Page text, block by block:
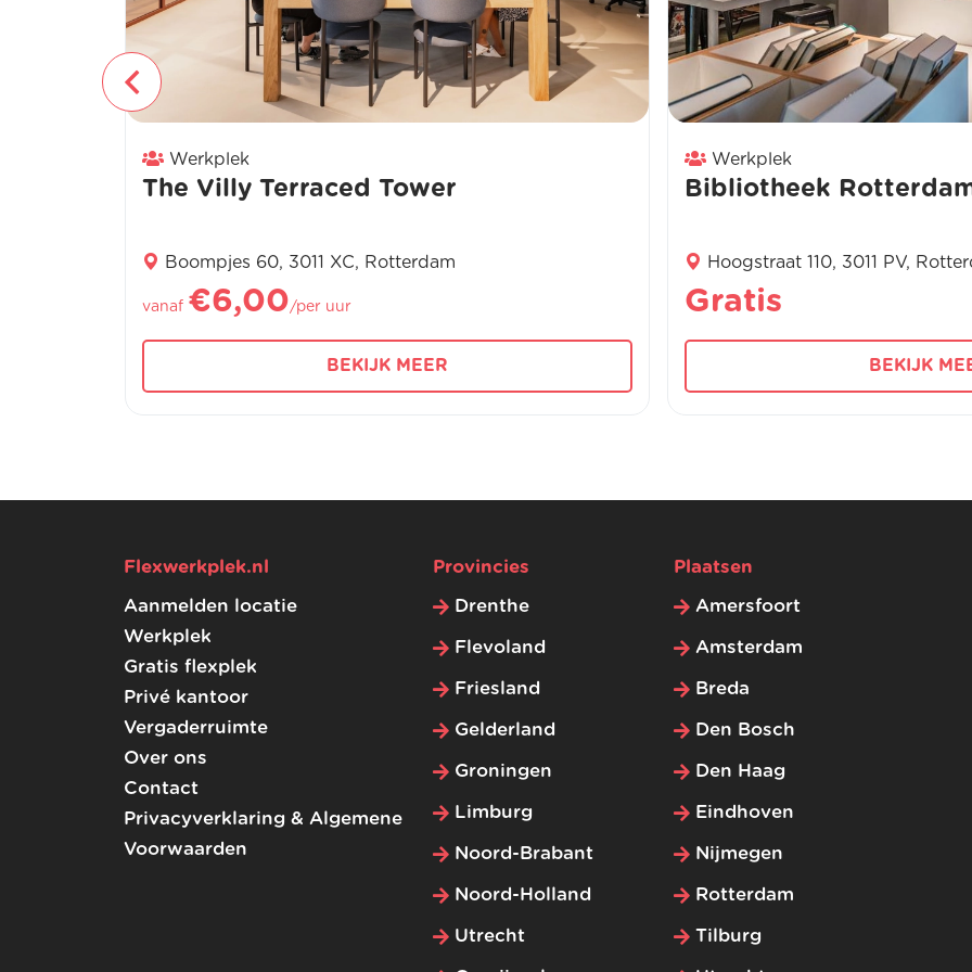
Werkplek
The Villy Terraced Tower
Boompjes 60, 3011 XC, Rotterdam
vanaf €6,00/per uur
BEKIJK MEER
Werkplek
Bibliotheek
Hoogstraat 110, 3011 PV,
Gratis
BEKIJK
Flexwerkplek.nl
Aanmelden locatie
Werkplek
Gratis flexplek
Privé kantoor
Vergaderruimte
Over ons
Contact
Privacyverklaring & Algemene
Voorwaarden
Provincies
Drenthe
Flevoland
Friesland
Gelderland
Groningen
Limburg
Noord-Brabant
Noord-Holland
Utrecht
Plaatsen
Amersfoort
Amsterdam
Breda
Den Bosch
Den Haag
Eindhoven
Nijmegen
Rotterdam
Tilburg